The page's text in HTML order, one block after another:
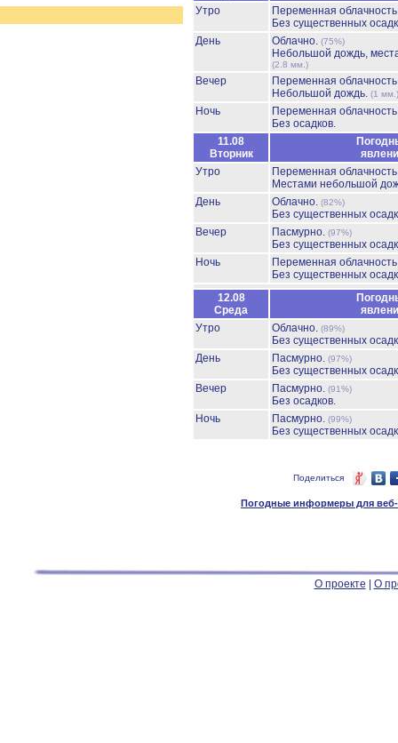
Утро
Переменная
Без существенных
День
Облачно. (75%)
Небольшой дождь,
(2.8 мм.)
Вечер
Переменная
Небольшой дождь. (1 мм.)
Ночь
Переменная
Без осадков.
11.08
Вторник
Утро
Переменная
Местами небольшой
День
Облачно. (82%)
Без существенных
Вечер
Пасмурно. (97%)
Без существенных
Ночь
Переменная
Без существенных
12.08
Среда
Утро
Облачно. (89%)
Без существенных
День
Пасмурно. (97%)
Без существенных
Вечер
Пасмурно. (91%)
Без осадков.
Ночь
Пасмурно. (99%)
Без существенных
Поделиться
Погодные информеры для веб-
О проекте О